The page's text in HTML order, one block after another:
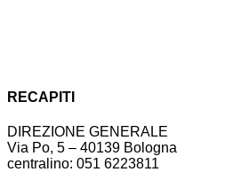
RECAPITI
DIREZIONE GENERALE
Via Po, 5 – 40139 Bologna
centralino: 051 6223811